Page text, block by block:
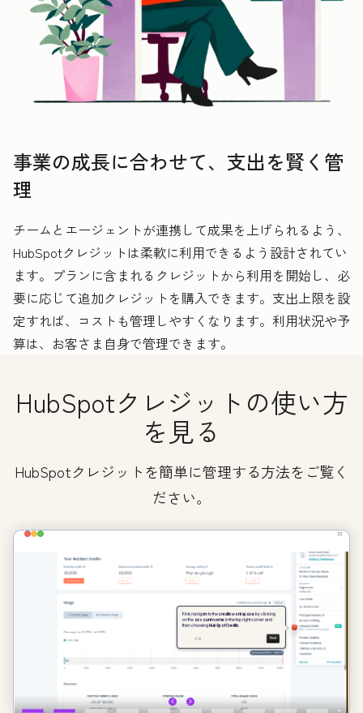
事業の成長に合わせて、支出を賢く管
理
チームとエージェントが連携して成果を上げられるよう、
HubSpotクレジットは柔軟に利用できるよう設計されてい
ます。プランに含まれるクレジットから利用を開始し、必
要に応じて追加クレジットを購入できます。支出上限を設
定すれば、コストも管理しやすくなります。利用状況や予
算は、お客さま自身で管理できます。
HubSpotクレジットの使い方
を見る
HubSpotクレジットを簡単に管理する方法をご覧く
ださい。